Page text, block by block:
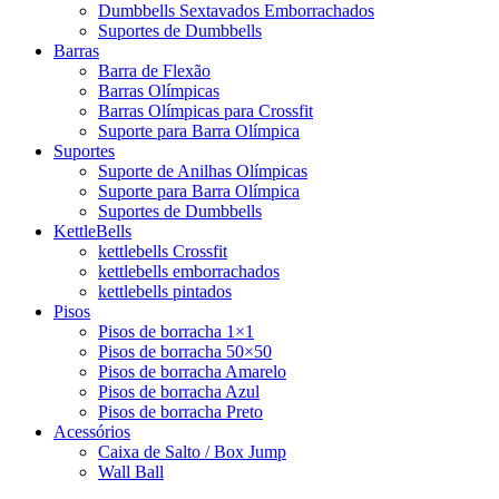
Dumbbells Sextavados Emborrachados
Suportes de Dumbbells
Barras
Barra de Flexão
Barras Olímpicas
Barras Olímpicas para Crossfit
Suporte para Barra Olímpica
Suportes
Suporte de Anilhas Olímpicas
Suporte para Barra Olímpica
Suportes de Dumbbells
KettleBells
kettlebells Crossfit
kettlebells emborrachados
kettlebells pintados
Pisos
Pisos de borracha 1×1
Pisos de borracha 50×50
Pisos de borracha Amarelo
Pisos de borracha Azul
Pisos de borracha Preto
Acessórios
Caixa de Salto / Box Jump
Wall Ball